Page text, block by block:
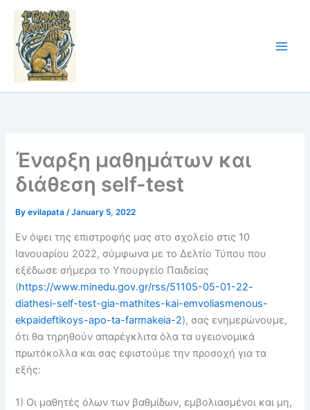
Skip
content
Έναρξη μαθημάτων και
διάθεση self-test
Byevilapata/January 5, 2022
Εν όψει της επιστροφής μας στο σχολείο στις 10
Ιανουαρίου 2022, σύμφωνα με το Δελτίο Τύπου που
εξέδωσε σήμερα το Υπουργείο Παιδείας
(https://www.minedu.gov.gr/rss/51105-05-01-22-
diathesi-self-test-gia-mathites-kai-emvoliasmenous-
ekpaideftikoys-apo-ta-farmakeia-2), σας ενημερώνουμε,
ότι θα τηρηθούν απαρέγκλιτα όλα τα υγειονομικά
πρωτόκολλα και σας εφιστούμε την προσοχή για τα
εξής:
1) Οι μαθητές όλων των βαθμίδων, εμβολιασμένοι και μη,